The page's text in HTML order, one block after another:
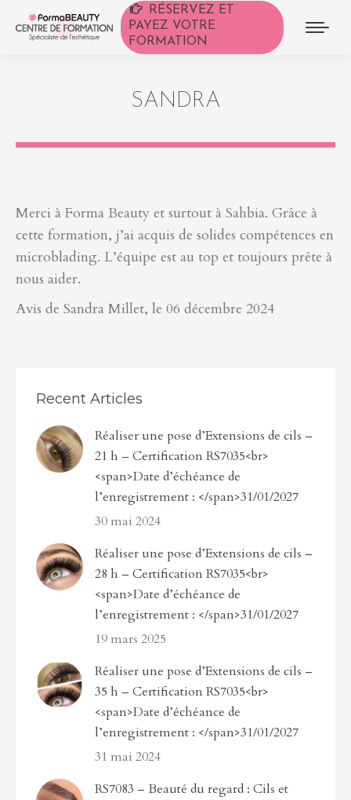
RÉSERVEZ ET
PAYEZ VOTRE
FORMATION
SANDRA
Merci à Forma Beauty et surtout à Sahbia. Grâce à
cette formation, j’ai acquis de solides compétences en
microblading. L’équipe est au top et toujours prête à
nous aider.
Avis de Sandra Millet, le 06 décembre 2024
Recent Articles
Réaliser une pose d’Extensions de cils –
21 h – Certification RS7035<br>
<span>Date d’échéance de
l’enregistrement : </span>31/01/2027
30 mai 2024
Réaliser une pose d’Extensions de cils –
28 h – Certification RS7035<br>
<span>Date d’échéance de
l’enregistrement : </span>31/01/2027
19 mars 2025
Réaliser une pose d’Extensions de cils –
35 h – Certification RS7035<br>
<span>Date d’échéance de
l’enregistrement : </span>31/01/2027
31 mai 2024
RS7083 – Beauté du regard : Cils et